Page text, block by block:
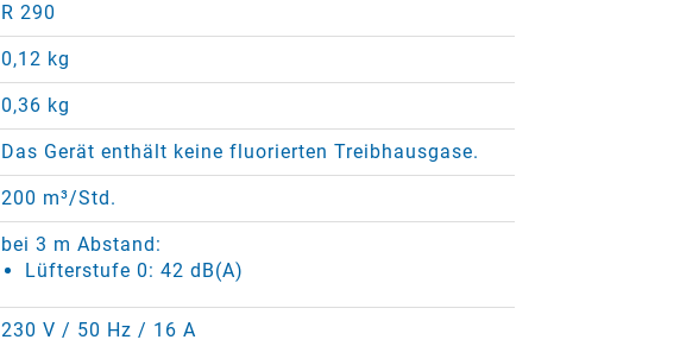
R 290
0,12 kg
0,36 kg
Das Gerät enthält keine fluorierten Treibhausgase.
200 m³/Std.
bei 3 m Abstand:
Lüfterstufe 0: 42 dB(A)
230 V / 50 Hz / 16 A